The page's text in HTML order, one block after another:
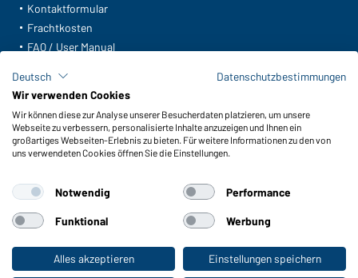
Zum Privatkunden-Shop
Kontaktformular
Frachtkosten
FAQ / User Manual
Meldeportal nach Hinweisgeberschutz
Funktionen & Pflege
Produkteigenschaften
Pflegehinweise
Farben
WORKWEAR COLLECTION
Die ideale Wahl für Professionals: Kollektionen
Deutsch
Datenschutzbestimmungen
Wir verwenden Cookies
Wir können diese zur Analyse unserer Besucherdaten platzieren, um unsere
Webseite zu verbessern, personalisierte Inhalte anzuzeigen und Ihnen ein
großartiges Webseiten-Erlebnis zu bieten. Für weitere Informationen zu den von
uns verwendeten Cookies öffnen Sie die Einstellungen.
Notwendig Performance
Funktional Werbung
Alles akzeptieren Einstellungen speichern